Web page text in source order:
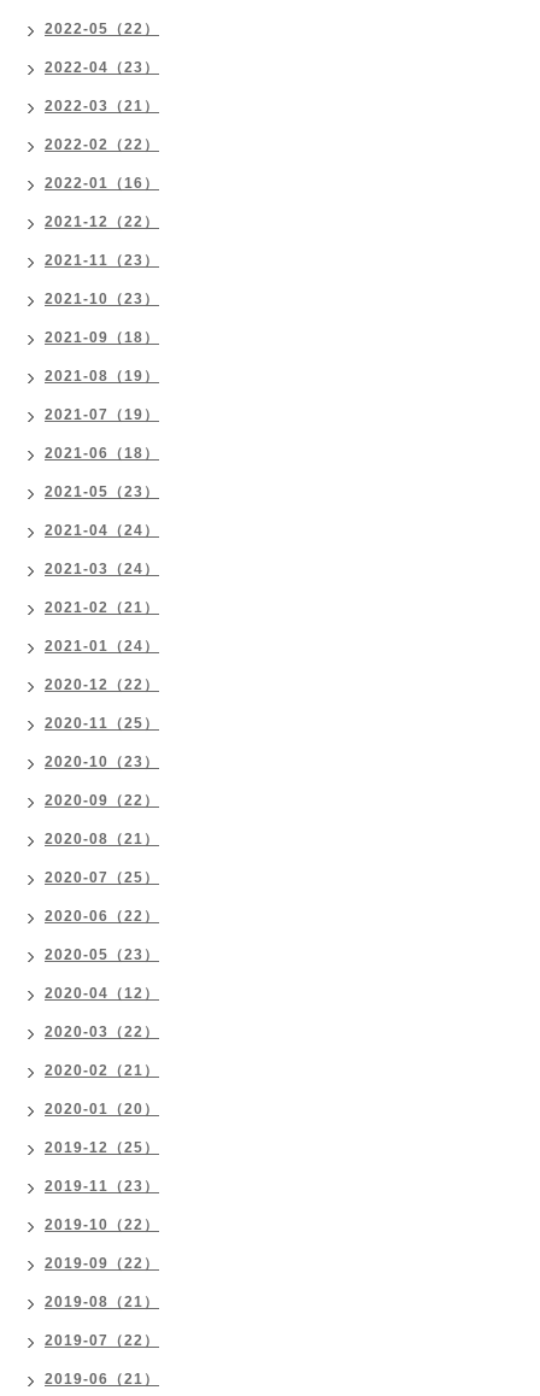
2022-05（22）
2022-04（23）
2022-03（21）
2022-02（22）
2022-01（16）
2021-12（22）
2021-11（23）
2021-10（23）
2021-09（18）
2021-08（19）
2021-07（19）
2021-06（18）
2021-05（23）
2021-04（24）
2021-03（24）
2021-02（21）
2021-01（24）
2020-12（22）
2020-11（25）
2020-10（23）
2020-09（22）
2020-08（21）
2020-07（25）
2020-06（22）
2020-05（23）
2020-04（12）
2020-03（22）
2020-02（21）
2020-01（20）
2019-12（25）
2019-11（23）
2019-10（22）
2019-09（22）
2019-08（21）
2019-07（22）
2019-06（21）